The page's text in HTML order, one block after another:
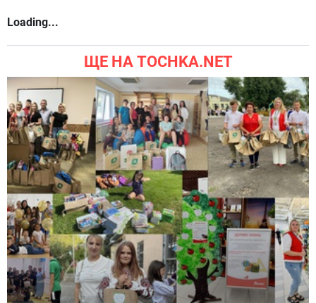
символів
Додати коментар
Ви можете коментувати через
акаунт у соціальних мережах:
РАДІО